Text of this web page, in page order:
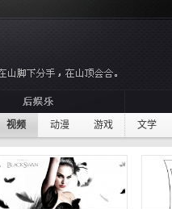
视频 动漫 游戏 文学